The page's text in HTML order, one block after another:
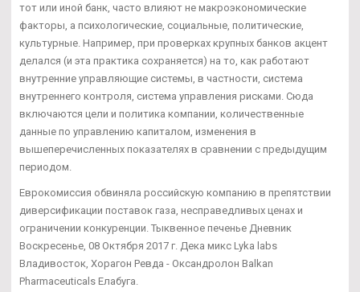
тот или иной банк, часто влияют не макроэкономические
факторы, а психологические, социальные, политические,
культурные. Например, при проверках крупных банков акцент
делался (и эта практика сохраняется) на то, как работают
внутренние управляющие системы, в частности, система
внутреннего контроля, система управления рисками. Сюда
включаются цели и политика компании, количественные
данные по управлению капиталом, изменения в
вышеперечисленных показателях в сравнении с предыдущим
периодом.
Еврокомиссия обвиняла российскую компанию в препятствии
диверсификации поставок газа, несправедливых ценах и
ограничении конкуренции. Тыквенное печенье Дневник
Воскресенье, 08 Октября 2017 г. Дека микс Lyka labs
Владивосток, Хорагон Ревда - Оксандролон Balkan
Pharmaceuticals Елабуга.